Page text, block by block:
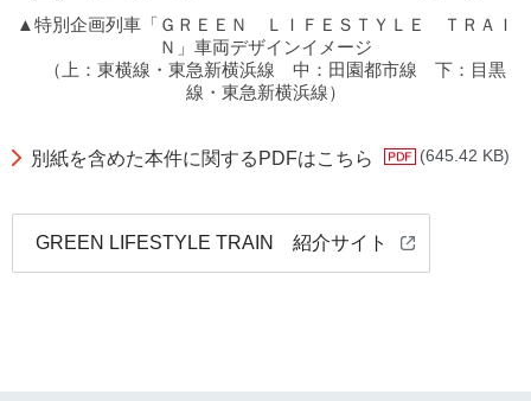
▲特別企画列車「ＧＲＥＥＮ ＬＩＦＥＳＴＹＬＥ ＴＲＡＩ
Ｎ」車両デザインイメージ
（上：東横線・東急新横浜線 中：田園都市線 下：目黒
線・東急新横浜線）
別紙を含めた本件に関するPDFはこちら (645.42 KB)
GREEN LIFESTYLE TRAIN 紹介サイト